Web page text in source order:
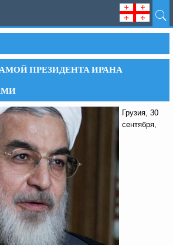
ПРЕЗИДЕНТА ИРАНА
Грузия, 30
сентября,